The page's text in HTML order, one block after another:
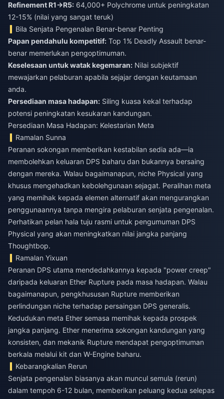
Refinement R1→R5: 64,000+ Polychrome untuk peningkatan
12-15% (nilai yang sangat teruk)
Bila Senjata Pengenalan Benar-benar Penting
Papan pendahulu kompetitif: Top 1% Deadly Assault benar-
benar memerlukan pengoptimuman.
Keselesaan untuk watak kegemaran: Nilai subjektif
mewajarkan pelaburan apabila sejajar dengan keutamaan
anda.
Persediaan masa hadapan: Siling kuasa kekal terhadap
potensi peningkatan kesukaran kandungan.
Persediaan Masa Hadapan: Kelestarian Meta
Ramalan Sunna
Peranan sokongan memberikan kestabilan sedia ada—ia
membolehkan keluaran DPS baharu dan bukannya bersaing
dengan mereka. Walau bagaimanapun, niche Physical yang
khusus mengehadkan kebolehgunaan sejagat. Peralihan meta
yang memihak kepada elemen alternatif akan mengurangkan
penggunaannya tanpa mengira pelaburan senjata pengenalan.
Perhatikan pelan hala tuju rasmi untuk pengumuman DPS
Physical yang akan meningkatkan nilai jangka panjang
Thoughtbop.
Ramalan Yixuan
Peranan DPS utama mendedahkannya kepada "power creep"
daripada keluaran Ether Rupture pada masa hadapan. Walau
bagaimanapun, pengkhususan Rupture memberikan
perlindungan niche terhadap persaingan DPS generalis.
Kedudukan meta Ether semasa memihak kepada prospek
jangka panjang. Ether menerima sokongan kandungan yang
konsisten, dan mekanik Rupture mendapat pengoptimuman
berkala melalui kit dan W-Engine baharu.
Kebarangkalian Rerun
Senjata pengenalan biasanya akan muncul semula (rerun)
dalam tempoh 6-12 bulan, memberikan peluang kedua selepas